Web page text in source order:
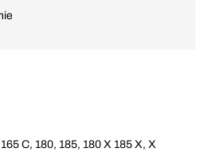
C, 180, 185, 180 X 185 X, X